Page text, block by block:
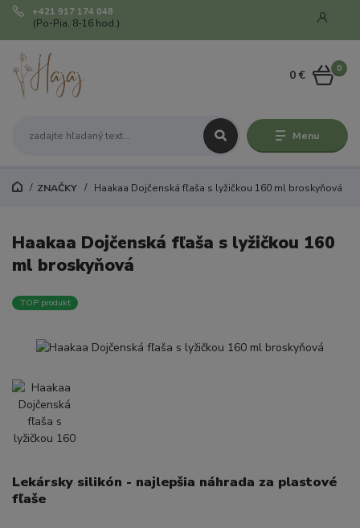
Menu
+421 917 174 048
(Po-Pia, 8-16 hod.)
0
0 €
ZNAČKY Haakaa Dojčenská fľaša s lyžičkou 160 ml broskyňová
Haakaa Dojčenská fľaša s lyžičkou 160
ml broskyňová
TOP produkt
Lekársky silikón - najlepšia náhrada za plastové
fľaše